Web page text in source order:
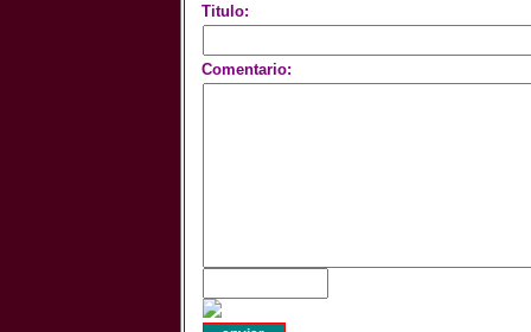
Titulo:
Comentario: